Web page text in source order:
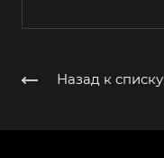
Назад к списку